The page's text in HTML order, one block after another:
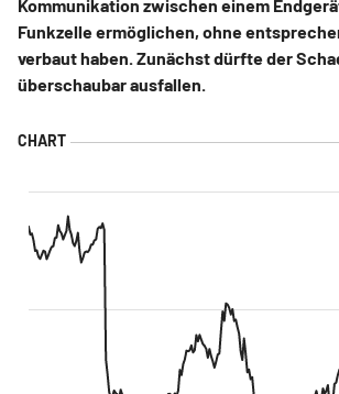
Kommunikation zwischen einem
Funkzelle ermöglichen, ohne
verbaut haben. Zunächst dürfte der
überschaubar ausfallen.